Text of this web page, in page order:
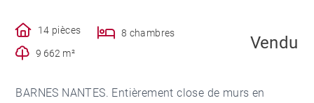
14 pièces
8 chambres
9 662 m²
Vendu
BARNES NANTES. Entièrement close de murs en